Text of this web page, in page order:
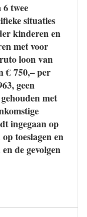
twee
situaties
kinderen en
met voor
loon van
€ 750,– per
geen
met
ingegaan op
toeslagen en
de gevolgen